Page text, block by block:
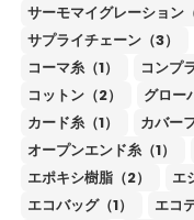
サーモマイグレーション（
サプライチェーン（3）
コーマ糸（1）
コンプ
コットン（2）
グロー
カード糸（1）
カバー
オープンエンド糸（1）
エポキシ樹脂（2）
エ
エコバッグ（1）
エコ